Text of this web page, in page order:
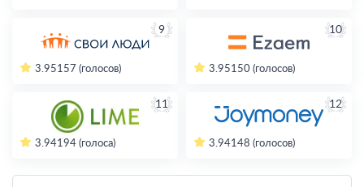
9
3.95157 (голосов)
10
3.95150 (голосов)
11
3.94194 (голоса)
12
3.94148 (голосов)